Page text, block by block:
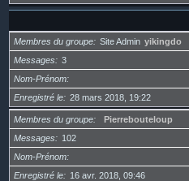
Membres du groupe Site Admin yikingdo
Messages
3
Nom-Prénom
Enregistré le
28 mars 2018, 19:22
Membres du groupe
Pierrebouteloup
Messages
102
Nom-Prénom
Enregistré le
16 avr. 2018, 09:46